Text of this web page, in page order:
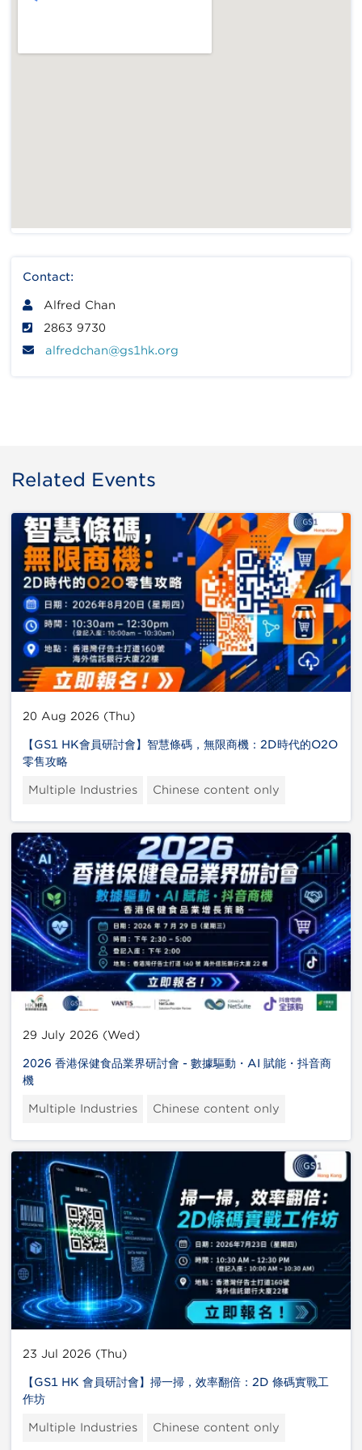
Contact:
Alfred Chan
2863 9730
alfredchan@gs1hk.org
Related Events
20 Aug 2026 (Thu)
【GS1 HK會員研討會】智慧條碼，無限商機：2D時代的O2O
零售攻略
Multiple Industries Chinese content only
29 July 2026 (Wed)
2026 香港保健食品業界研討會 - 數據驅動・AI 賦能・抖音商
機
Multiple Industries Chinese content only
23 Jul 2026 (Thu)
【GS1 HK 會員研討會】掃一掃，效率翻倍：2D 條碼實戰工
作坊
Multiple Industries Chinese content only